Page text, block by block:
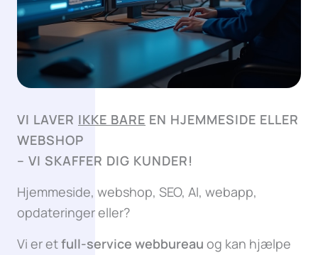
VI LAVER IKKE BARE EN HJEMMESIDE ELLER
WEBSHOP
– VI SKAFFER DIG KUNDER!
Hjemmeside, webshop, SEO, AI, webapp,
opdateringer eller?
Vi er etfull-service webbureau og kan hjælpe